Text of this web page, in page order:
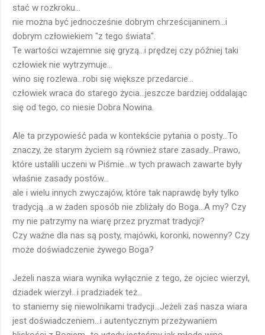
stać w rozkroku...
nie można być jednocześnie dobrym chrześcijaninem...i
dobrym człowiekiem "z tego świata".
Te wartości wzajemnie się gryzą...i prędzej czy później taki
człowiek nie wytrzymuje...
wino się rozlewa...robi się większe przedarcie...
człowiek wraca do starego życia...jeszcze bardziej oddalając
się od tego, co niesie Dobra Nowina.
Ale ta przypowieść pada w kontekście pytania o posty...To
znaczy, że starym życiem są również stare zasady...Prawo,
które ustalili uczeni w Piśmie...w tych prawach zawarte były
właśnie zasady postów...
ale i wielu innych zwyczajów, które tak naprawdę były tylko
tradycją...a w żaden sposób nie zbliżały do Boga...A my? Czy
my nie patrzymy na wiarę przez pryzmat tradycji?
Czy ważne dla nas są posty, majówki, koronki, nowenny? Czy
może doświadczenie żywego Boga?
Jeżeli nasza wiara wynika wyłącznie z tego, że ojciec wierzył,
dziadek wierzył...i pradziadek też...
to staniemy się niewolnikami tradycji...Jeżeli zaś nasza wiara
jest doświadczeniem...i autentycznym przeżywaniem